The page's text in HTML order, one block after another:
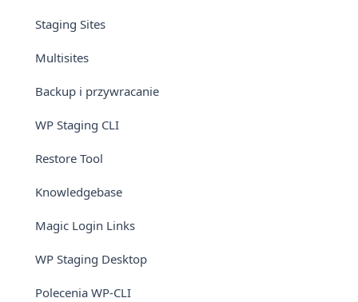
Staging Sites
Multisites
Backup i przywracanie
WP Staging CLI
Restore Tool
Knowledgebase
Magic Login Links
WP Staging Desktop
Polecenia WP-CLI